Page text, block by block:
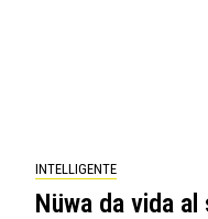
INTELLIGENTE
Nüwa da vida